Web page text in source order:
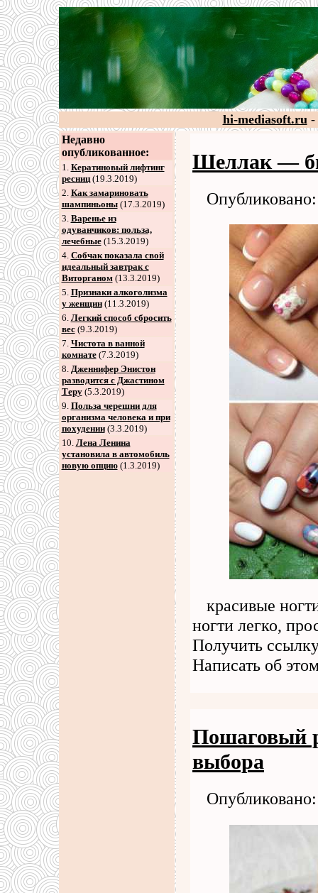
hi-mediasoft.ru-
Недавно
опубликованное:
1. Кератиновый лифтинг
ресниц(19.3.2019)
2. Как замариновать
шампиньоны(17.3.2019)
3. Варенье из
одуванчиков: польза,
лечебные(15.3.2019)
4. Собчак показала свой
идеальный завтрак с
Виторганом(13.3.2019)
5. Признаки алкоголизма
у женщин(11.3.2019)
6. Легкий способ сбросить
вес(9.3.2019)
7. Чистота в ванной
комнате(7.3.2019)
8. Дженнифер Энистон
разводится с Джастином
Теру(5.3.2019)
9. Польза черешни для
организма человека и при
похудении(3.3.2019)
10. Лена Ленина
установила в автомобиль
новую опцию(1.3.2019)
Шеллак —
красивые
ногти легко,
Получить
Написать об
Пошаговый
выбора